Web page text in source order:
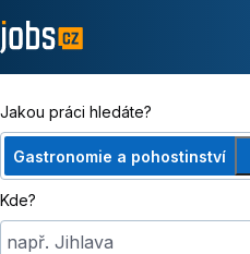
Jakou práci hledáte?
Gastronomie a pohostinství
Kde?
např. Jihlava